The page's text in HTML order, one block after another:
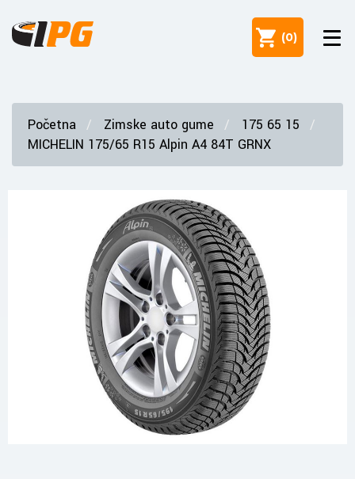
(0)
Početna Zimske auto gume
175 65 15
MICHELIN 175/65 R15 Alpin A4 84T GRNX